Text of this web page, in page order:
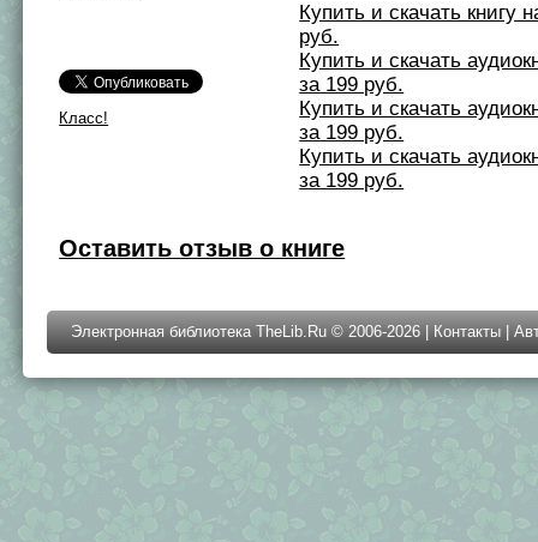
Класс!
Купить и скачать книгу
руб.
Купить и скачать
за 199 руб.
Купить и скачать
за 199 руб.
Купить и скачать
за 199 руб.
Оставить отзыв о книге
Электронная библиотека TheLib.Ru © 2006-2026 | Контакты |